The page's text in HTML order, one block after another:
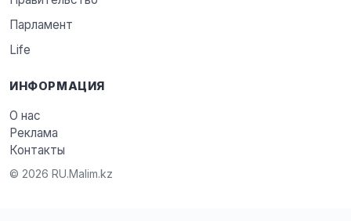
Парламент
Life
ИНФОРМАЦИЯ
О нас
Реклама
Контакты
© 2026 RU.Malim.kz